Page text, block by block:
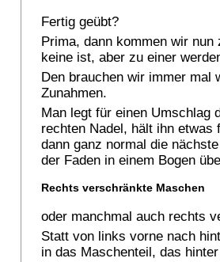
Fertig geübt?
Prima, dann kommen wir
keine ist, aber zu einer
Den brauchen wir immer mal
Zunahmen.
Man legt für einen Umschlag
rechten Nadel, hält ihn
dann ganz normal die
der Faden in einem Bogen
Rechts verschränkte Maschen
oder manchmal auch rechts
Statt von links vorne nach
in das Maschenteil, das